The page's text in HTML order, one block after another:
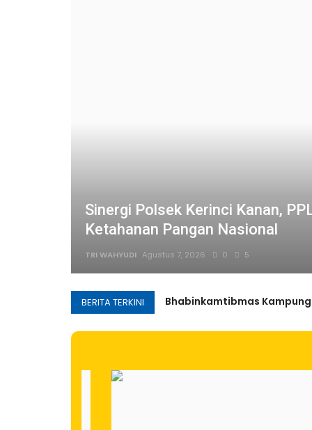
Sinergi Polsek Kerinci Kanan,
Ketahanan Pangan Nasional
TRI WAHYUDI Agustus 7, 2026 0 5
2
BERITA TERKINI
Galian C Diduga Ilegal di
DPD For- WIN Lampung
Karang Taruna Provinsi